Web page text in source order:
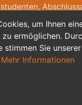
um Ihnen
ermöglichen.
stimmen Sie
Mehr Informationen
Assistenz,
und Nebenjobs
duale